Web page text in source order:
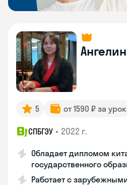
5 от 1590 ₽ за урок
СПБГЭУ • 2022 г.
Обладает дипломом
государственного
Работает с